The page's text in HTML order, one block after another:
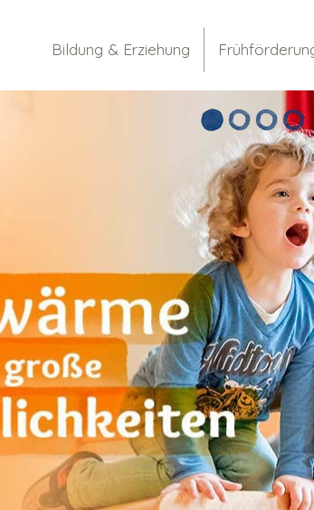
Bildung & Erziehung